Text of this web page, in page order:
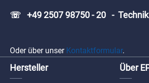
☏ +49 2507 98750 - 20 - Technik
Oder über unser Kontaktformular.
Hersteller Über